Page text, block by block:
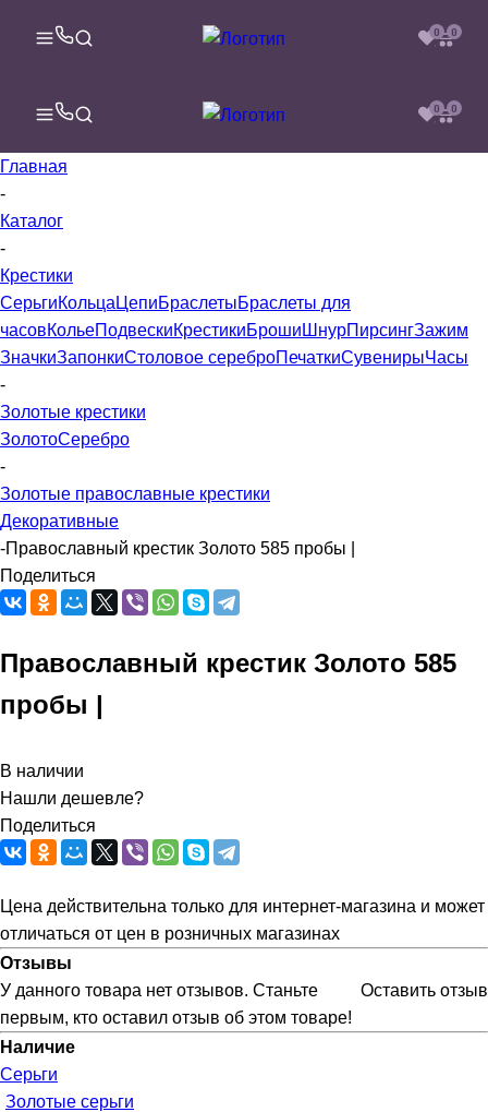
0 0
0 0
Главная
-
Каталог
-
Крестики
СерьгиКольца ЦепиБраслетыБраслеты для
часовКольеПодвескиКрестикиБроши ШнурПирсингЗажим
ЗначкиЗапонкиСтоловое сереброПечаткиСувенирыЧасы
-
Золотые крестики
ЗолотоСеребро
-
Золотые православные крестики
Декоративные
-Православный крестик Золото 585 пробы |
Поделиться
Православный крестик Золото 585
пробы |
В наличии
Нашли дешевле?
Поделиться
Цена действительна только для интернет-магазина и может
отличаться от цен в розничных магазинах
Отзывы
Оставить отзыв
У данного товара нет отзывов. Станьте
первым, кто оставил отзыв об этом товаре!
Наличие
Серьги
Золотые серьги